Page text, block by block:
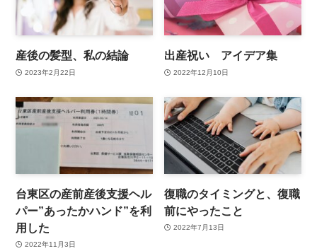
産後の髪型、私の結論
2023年2月22日
出産祝い アイデア集
2022年12月10日
台東区の産前産後支援ヘル
パー”あったかハンド”を利
用した
2022年11月3日
復職のタイミングと、復職
前にやったこと
2022年7月13日